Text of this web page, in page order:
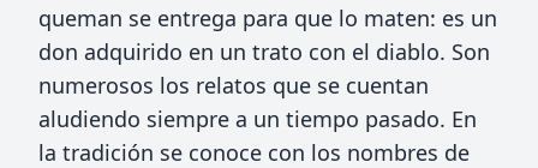
queman se entrega para que lo maten: es un
don adquirido en un trato con el diablo. Son
numerosos los relatos que se cuentan
aludiendo siempre a un tiempo pasado. En
la tradición se conoce con los nombres de